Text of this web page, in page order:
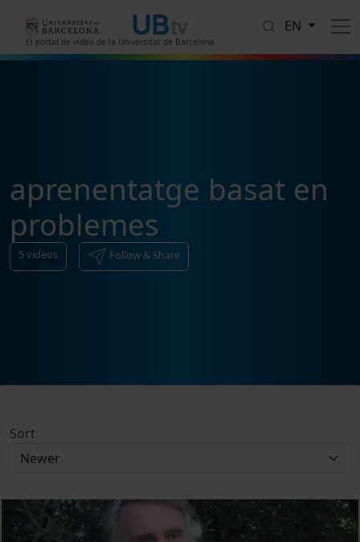
El portal de vídeo de la Universitat de Barcelona
EN
aprenentatge basat en
problemes
5videos Follow & Share
Sort